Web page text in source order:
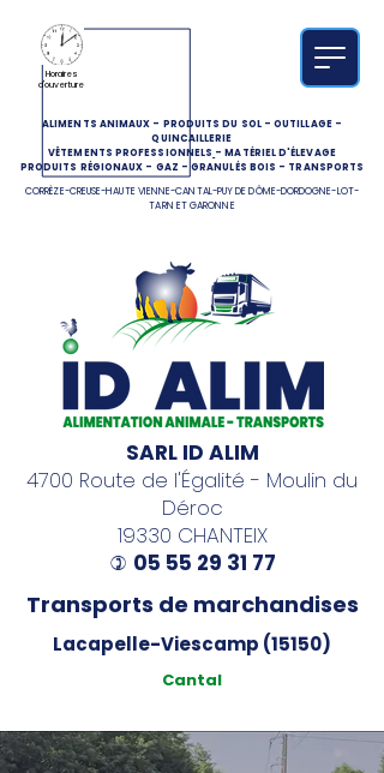
ALIMENTS ANIMAUX - PRODUITS DU SOL-OUTILLAGE-
QUINCAILLERIE
VÊTEMENTS PROFESSIONNELS -MATÉRIEL D'ÉLEVAGE
PRODUITS RÉGIONAUX - GAZ -GRANULÉS BOIS - TRANSPORTS
CORRÈZE-CREUSE-HAUTE VIENNE-CANTAL-PUY DE DÔME-DORDOGNE-LOT-
TARN ET GARONNE
Horaires
d'ouverture
SARL ID ALIM
4700 Route de l'Égalité - Moulin du
Déroc
19330 CHANTEIX
) 05 55 29 31 77
Transports de marchandises
Lacapelle-Viescamp (15150)
Cantal